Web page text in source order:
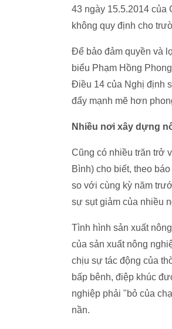
43 ngày 15.5.2014 của
không quy định cho
Để bảo đảm quyền và
biểu Phạm Hồng
Điều 14 của Nghị định
đẩy mạnh mẽ hơn
Nhiều nơi xây dựng
Cũng có nhiều trăn trở
Bình) cho biết, theo
so với cùng kỳ năm
sự sụt giảm của nhiều
Tình hình sản xuất
của sản xuất nông
chịu sự tác động của
bấp bênh, điệp khúc
nghiệp phải "bỏ của
nần.